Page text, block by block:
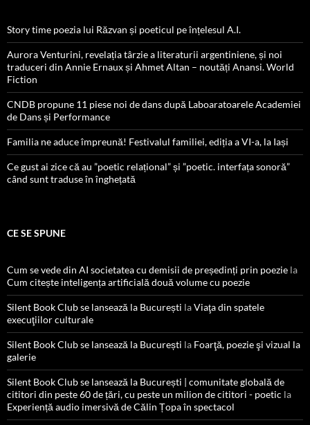
Story time poezia lui Răzvan și poeticul pe înțelesul A.I.
Aurora Venturini, revelația târzie a literaturii argentiniene, și noi
traduceri din Annie Ernaux și Ahmet Altan – noutăți Anansi. World
Fiction
CNDB propune 11 piese noi de dans după Laboaratoarele Academiei
de Dans și Performance
Familia ne aduce împreună! Festivalul familiei, ediția a VI-a, la Iași
Ce gust ai zice că au ”poetic relațional” și ”poetic. interfața sonoră”
când sunt traduse în înghețată
CE SE SPUNE
Cum se vede din AI societatea cu demisii de președinți prin poezie la
Cum citește inteligența artificială două volume cu poezie
Silent Book Club se lansează la București laViaţa din spatele
execuţiilor culturale
Silent Book Club se lansează la București la Foarţă, poezie şi vizual la
galerie
Silent Book Club se lansează la București | comunitate globală de
cititori din peste 60 de țări, cu peste un milion de cititori - poetic la
Experiență audio imersivă de Călin Țopa în spectacol